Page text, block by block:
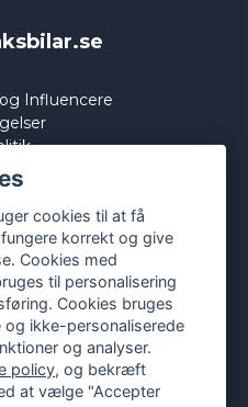
Influencere
cookies til at få
korrekt og give
Cookies med
til personalisering
Cookies bruges
ikke-personaliserede
og analyser.
policy, og bekræft
at vælge "Accepter